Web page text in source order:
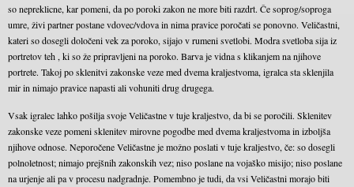
so nepreklicne, kar pomeni, da po poroki zakon ne more biti razdrt. Če soprog/soproga
umre, živi partner postane vdovec/vdova in nima pravice poročati se ponovno. Veličastni,
kateri so dosegli določeni vek za poroko, sijajo v rumeni svetlobi. Modra svetloba sija iz
portretov teh , ki so že pripravljeni na poroko. Barva je vidna s klikanjem na njihove
portrete. Takoj po sklenitvi zakonske veze med dvema kraljestvoma, igralca sta sklenjila
mir in nimajo pravice napasti ali vohuniti drug drugega.
Vsak igralec lahko pošilja svoje Veličastne v tuje kraljestvo, da bi se poročili. Sklenitev
zakonske veze pomeni sklenitev mirovne pogodbe med dvema kraljestvoma in izboljša
njihove odnose. Neporočene Veličastne je možno poslati v tuje kraljestvo, če: so dosegli
polnoletnost; nimajo prejšnih zakonskih vez; niso poslane na vojaško misijo; niso poslane
na urjenje ali pa v procesu nadgradnje. Pomembno je tudi, da vsi Veličastni morajo biti